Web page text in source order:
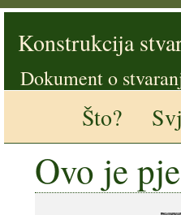
Konstrukcija
Dokument o
Što?
Ovo je